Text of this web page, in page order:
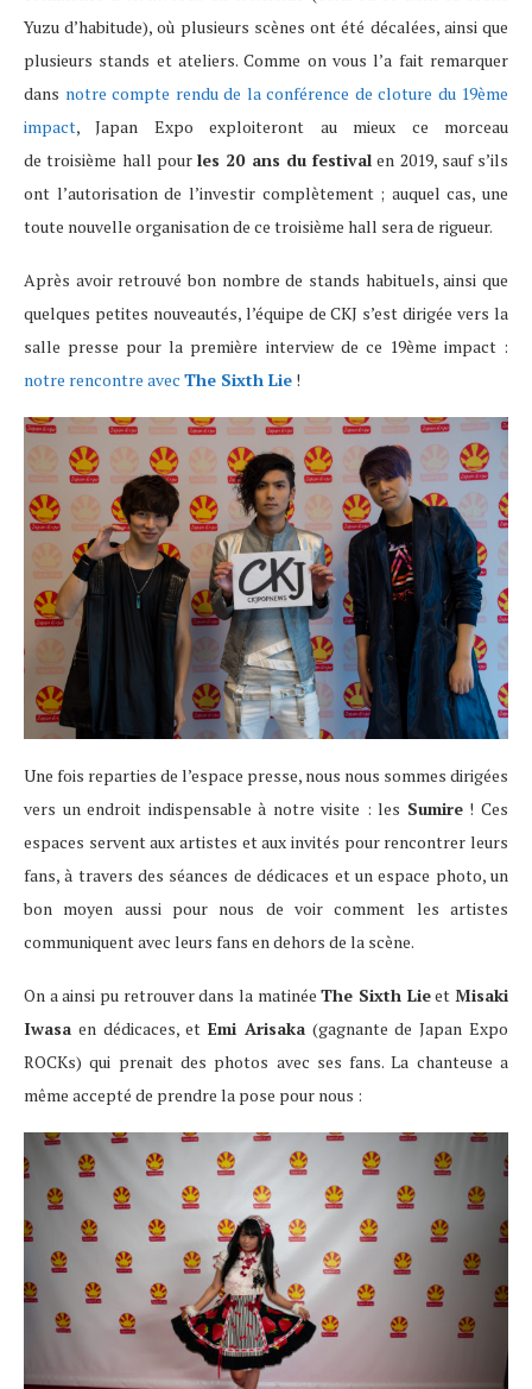
Yuzu d’habitude), où plusieurs scènes ont été décalées, ainsi que
plusieurs stands et ateliers. Comme on vous l’a fait remarquer
dans notre compte rendu de la conférence de cloture du 19ème
impact, Japan Expo exploiteront au mieux ce morceau
de troisième hall pour les 20 ans du festival en 2019, sauf s’ils
ont l’autorisation de l’investir complètement ; auquel cas, une
toute nouvelle organisation de ce troisième hall sera de rigueur.
Après avoir retrouvé bon nombre de stands habituels, ainsi que
quelques petites nouveautés, l’équipe de CKJ s’est dirigée vers la
salle presse pour la première interview de ce 19ème impact :
notre rencontre avec The Sixth Lie !
Une fois reparties de l’espace presse, nous nous sommes dirigées
vers un endroit indispensable à notre visite : les Sumire! Ces
espaces servent aux artistes et aux invités pour rencontrer leurs
fans, à travers des séances de dédicaces et un espace photo, un
bon moyen aussi pour nous de voir comment les artistes
communiquent avec leurs fans en dehors de la scène.
On a ainsi pu retrouver dans la matinéeThe Sixth Lieet Misaki
Iwasa en dédicaces, etEmi Arisaka(gagnante de Japan Expo
ROCKs) qui prenait des photos avec ses fans. La chanteuse a
même accepté de prendre la pose pour nous :